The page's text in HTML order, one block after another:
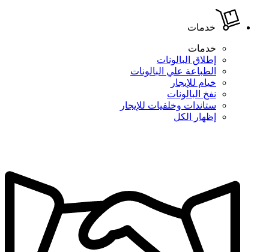
خدمات
خدمات
إطلاق البالونات
الطباعة علي البالونات
خيام للإيجار
نفخ البالونات
ستاندات وخلفيات للإيجار
إظهار الكل